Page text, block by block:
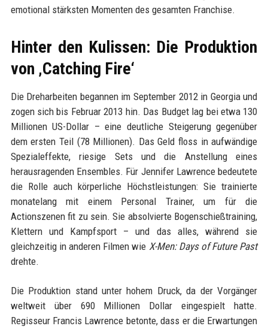
emotional stärksten Momenten des gesamten Franchise.
Hinter den Kulissen: Die Produktion
von ‚Catching Fire‘
Die Dreharbeiten begannen im September 2012 in Georgia und
zogen sich bis Februar 2013 hin. Das Budget lag bei etwa 130
Millionen US-Dollar – eine deutliche Steigerung gegenüber
dem ersten Teil (78 Millionen). Das Geld floss in aufwändige
Spezialeffekte, riesige Sets und die Anstellung eines
herausragenden Ensembles. Für Jennifer Lawrence bedeutete
die Rolle auch körperliche Höchstleistungen: Sie trainierte
monatelang mit einem Personal Trainer, um für die
Actionszenen fit zu sein. Sie absolvierte Bogenschießtraining,
Klettern und Kampfsport – und das alles, während sie
gleichzeitig in anderen Filmen wie X-Men: Days of Future Past
drehte.
Die Produktion stand unter hohem Druck, da der Vorgänger
weltweit über 690 Millionen Dollar eingespielt hatte.
Regisseur Francis Lawrence betonte, dass er die Erwartungen